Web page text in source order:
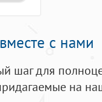
с нами
шаг для
на